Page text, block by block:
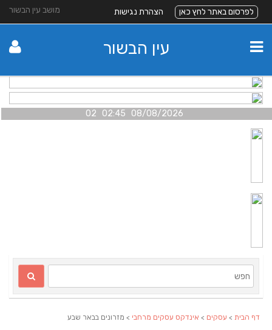
מושב עין הבשור לפרסום באתר לחץ כאן הצהרת נגישות
עין הבשור
08/08/2026 02:45 02
דף הבית > עסקים > אינדקס עסקים מרחבי > מזרונים בבאר שבע